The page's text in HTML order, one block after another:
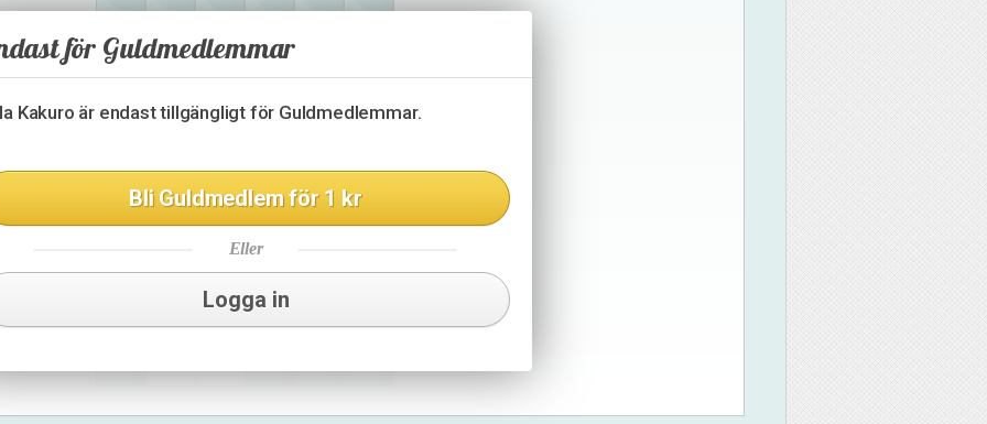
för Guldmedlemmar
Kakuro är endast tillgängligt för Guldmedlemmar.
Bli Guldmedlem för 1 kr
Eller
Logga in
7 6
4
29
6
4
3
17
11
10